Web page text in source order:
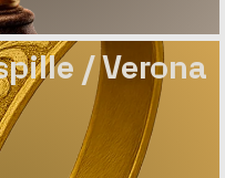
/ Verona